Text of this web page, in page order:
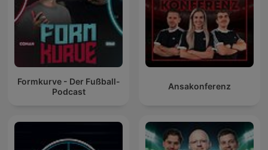
Formkurve - Der Fußball-
Podcast
Ansakonferenz